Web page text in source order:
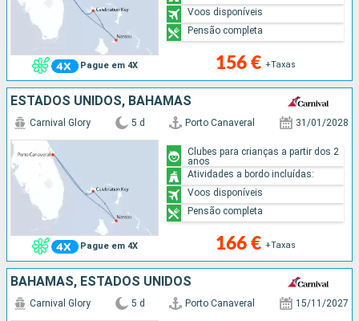
Pague em 4X 156 € +Taxas
Voos disponíveis
Pensão completa
ESTADOS UNIDOS, BAHAMAS
Pague em 4X
Carnival Glory 5 d Porto Canaveral 31/01/2028
166 € +Taxas
Clubes para crianças a partir dos 2
anos
Atividades a bordo incluídas:
Voos disponíveis
Pensão completa
BAHAMAS, ESTADOS UNIDOS
Carnival Glory 5 d Porto Canaveral 15/11/2027